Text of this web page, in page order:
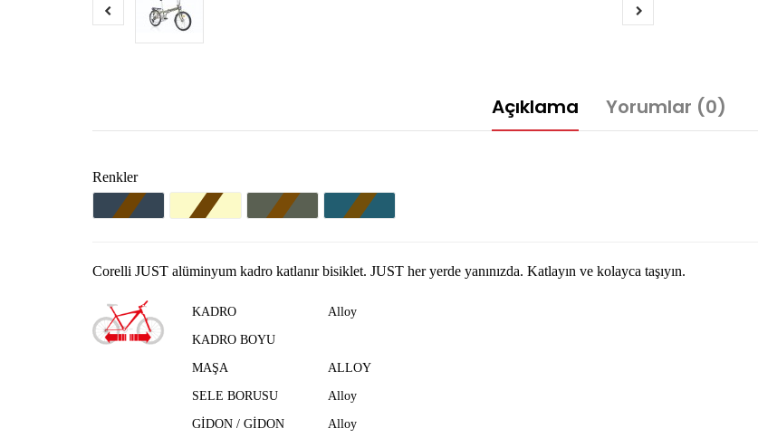
Açıklama Yorumlar (0)
Renkler
Corelli JUST alüminyum kadro katlanır bisiklet. JUST her yerde yanınızda. Katlayın ve kolayca taşıyın.
KADRO Alloy
KADRO BOYU
MAŞA ALLOY
SELE BORUSU Alloy
GİDON / GİDON
Alloy